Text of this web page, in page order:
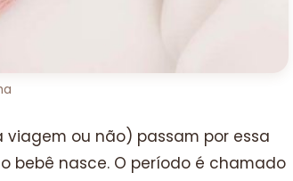
viagem ou não) passam por essa
bebê nasce. O período é chamado